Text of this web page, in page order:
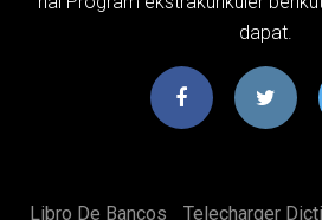
dapat.
Libro De Bancos Telecharger